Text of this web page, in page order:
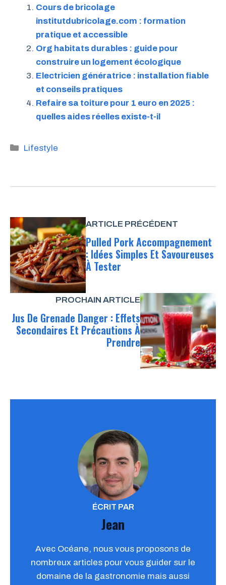
Cours de bricolage
institutdubricolage.com : formation
pratique et accessible
Org habitats durables : guide pour
construire un logement écologique
Electricien génératrice : installation fiable
et conseils pratiques
Refaire sa toiture pour 1 euro en 2025 :
quelles aides réelles existe-t-il
Catégories
Lifestyle
ARTICLE PRÉCÉDENT
Pulled Pork Accompagnement
: Idées Simples Et Savoureuses
À Tester
PROCHAIN ARTICLE
Jus De Grenade Danger : Effets
Secondaires Et Précautions À
Prendre
ÉCRIT PAR
Jean
Avec Océane, nous vous proposons de
nombreux articles pour vous guider sur le
domaine de la gastronomie mais aussi